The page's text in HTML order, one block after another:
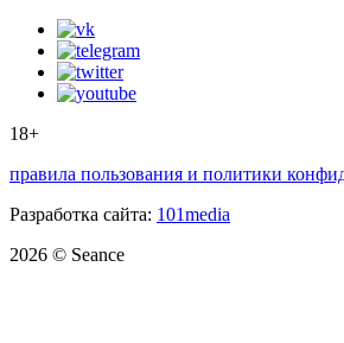
18+
правила пользования и политики
Разработка сайта: 101media
2026 © Seance